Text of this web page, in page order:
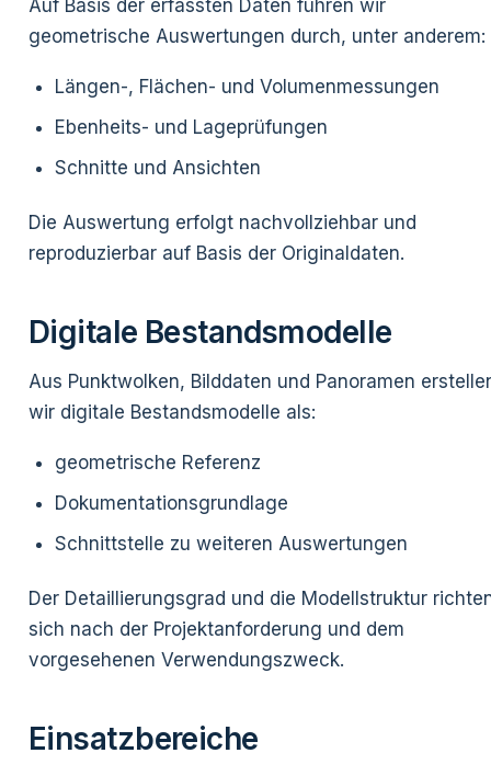
Auf Basis der erfassten Daten führen wir
geometrische Auswertungen durch, unter anderem:
Längen-, Flächen- und Volumenmessungen
Ebenheits- und Lageprüfungen
Schnitte und Ansichten
Die Auswertung erfolgt nachvollziehbar und
reproduzierbar auf Basis der Originaldaten.
Digitale Bestandsmodelle
Aus Punktwolken, Bilddaten und Panoramen
wir digitale Bestandsmodelle als:
geometrische Referenz
Dokumentationsgrundlage
Schnittstelle zu weiteren Auswertungen
Der Detaillierungsgrad und die Modellstruktur
sich nach der Projektanforderung und dem
vorgesehenen Verwendungszweck.
Einsatzbereiche